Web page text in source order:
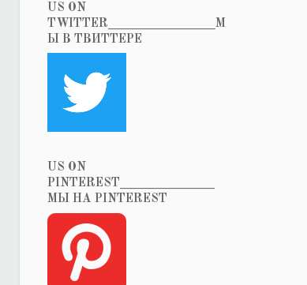
US ON
TWITTER_________________М
Ы В ТВИТТЕРЕ
US ON
PINTEREST_______________
МЫ НА PINTEREST